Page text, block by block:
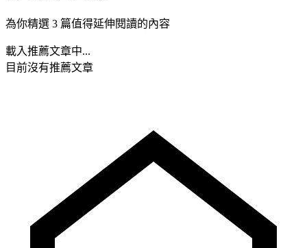
為你精選 3 篇值得延伸閱讀的內容
載入推薦文章中...
目前沒有推薦文章